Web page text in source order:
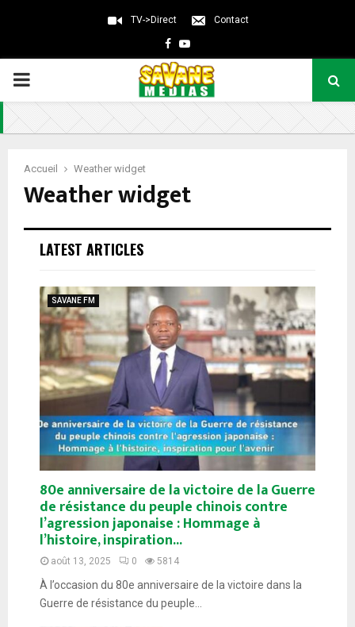
TV->Direct Contact
Facebook
Youtube
PRIMARY
MENU
Accueil Weather widget
Weather widget
LATEST ARTICLES
SAVANE FM
80e anniversaire de la victoire de la Guerre
de résistance du peuple chinois contre
l’agression japonaise : Hommage à
l’histoire, inspiration...
août 13, 2025 0 5814
À l’occasion du 80e anniversaire de la victoire dans la
Guerre de résistance du peuple...